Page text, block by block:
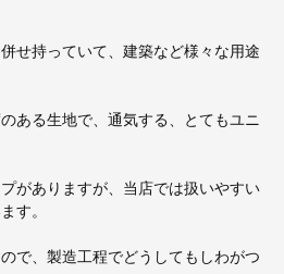
せ持っていて、建築など様々な用途
ある生地で、通気する、とてもユニ
がありますが、当店では扱いやすい
す。
で、製造工程でどうしてもしわがつ